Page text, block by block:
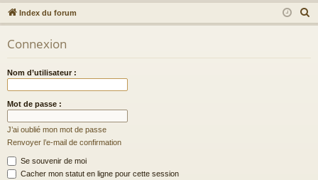
ès
ra
pi
de
u
m
s
ne
xi
nr
eg
Index du forum
e
Connexion
Nom d’utilisateur :
Mot de passe :
J’ai oublié mon mot de passe
Renvoyer l’e-mail de confirmation
Se souvenir de moi
Cacher mon statut en ligne pour cette session